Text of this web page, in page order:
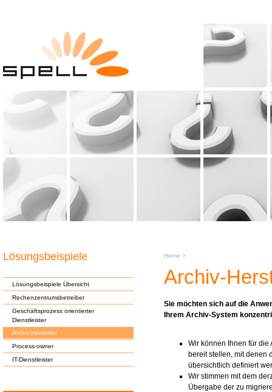
Lösungsbeispiele
Lösungsbeispiele Übersicht
Rechenzentrumsbetreiber
Geschäftsprozess orientierter
Dienstleister
Archiv-Hersteller
Process-owner
IT-Dienstleister
Home >
Archiv-
Sie möchten sich auf die
Ihrem Archiv-System
Wir können Ihnen für
bereit stellen, mit denen
übersichtlich definiert
Wir stimmen mit dem
Übergabe der zu